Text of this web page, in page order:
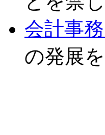
会計事
の発展